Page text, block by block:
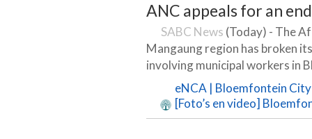
ANC appeals for an
SABC News (Today) - The
Mangaung region has broken
involving municipal workers in
eNCA | Bloemfontein
[Foto’s en video]